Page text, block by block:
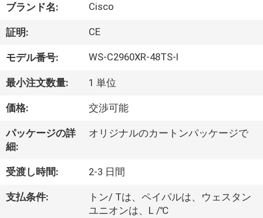
ビ
デ
オ
わ
た
ち
ブランド名: Cisco
証明: CE
モデル番号: WS-C2960XR-48TS-I
最小注文数量: 1 単位
価格: 交渉可能
パッケージの詳
細:
オリジナルのカートンパッケージで
受渡し時間: 2-3 日間
支払条件:
トン/ Tは、ペイパルは、ウェスタン
ユニオンは、L /℃